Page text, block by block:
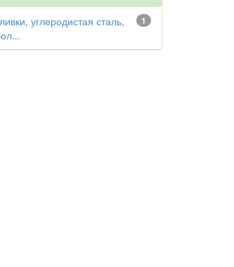
1
углеродистая сталь,